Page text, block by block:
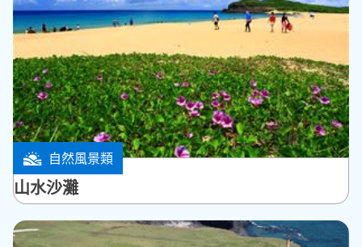
自然風景類
馬公市
山水沙灘